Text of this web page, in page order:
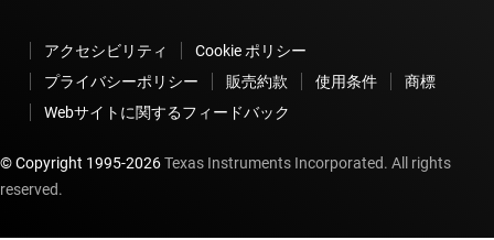
アクセシビリティ
Cookie ポリシー
プライバシーポリシー
販売約款 使用条件
商標
Webサイトに関するフィードバック
© Copyright 1995-2026Texas Instruments Incorporated. All rights
reserved.